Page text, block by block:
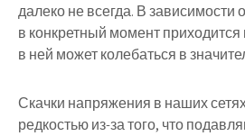
далеко не всегда. В зависимости
в конкретный момент
в ней может колебаться в
Скачки напряжения в наших
редкостью из-за того, что